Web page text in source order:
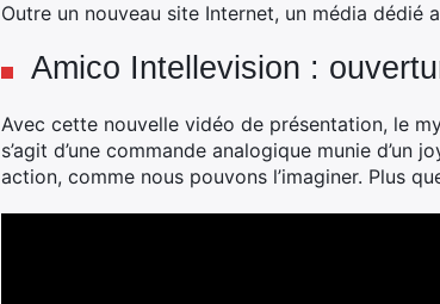
Outre un nouveau site Internet, un média
Amico Intellevision :
Avec cette nouvelle vidéo de présentation, le
s’agit d’une commande analogique munie
action, comme nous pouvons l’imaginer. Plus